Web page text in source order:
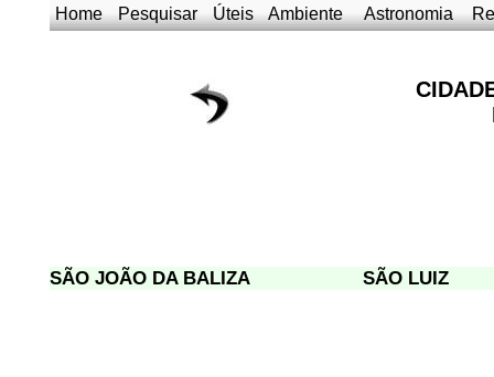
Home Pesquisar Úteis Ambiente Astronomia
SÃO JOÃO DA BALIZA SÃO LUIZ